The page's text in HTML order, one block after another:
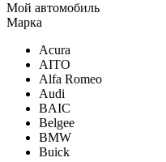
Мой автомобиль
Марка
Acura
AITO
Alfa Romeo
Audi
BAIC
Belgee
BMW
Buick